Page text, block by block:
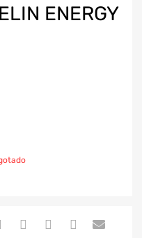
ENERGY